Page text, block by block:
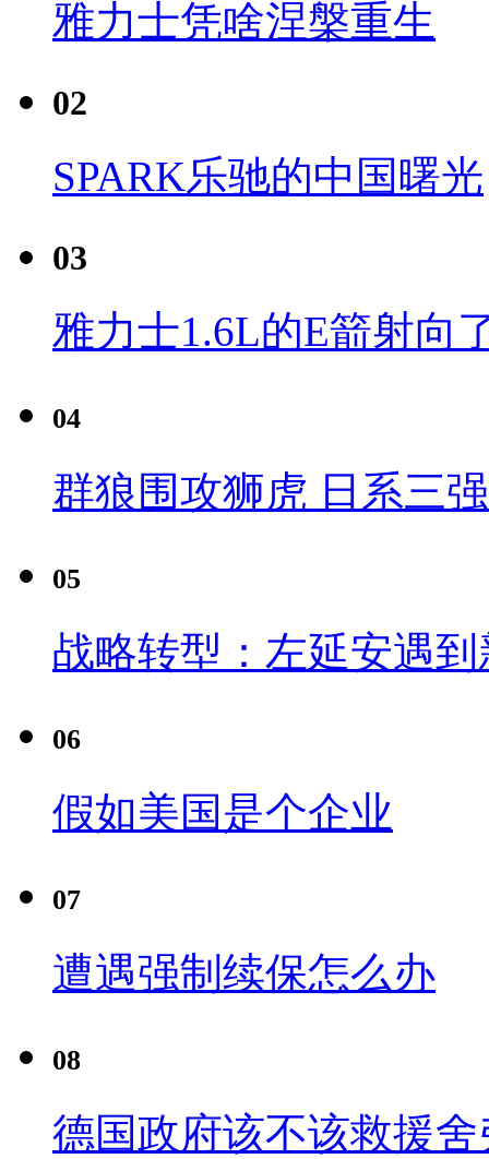
雅力士凭啥涅槃重生
02
SPARK乐驰的中国曙光
03
雅力士1.6L的E箭射向
04
群狼围攻狮虎 日系三
05
战略转型：左延安遇
06
假如美国是个企业
07
遭遇强制续保怎么办
08
德国政府该不该救援舍